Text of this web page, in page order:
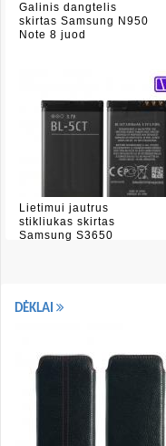
Galinis dangtelis
skirtas Samsung N950
Note 8 juod
Lietimui jautrus
stikliukas skirtas
Samsung S3650
DĖKLAI